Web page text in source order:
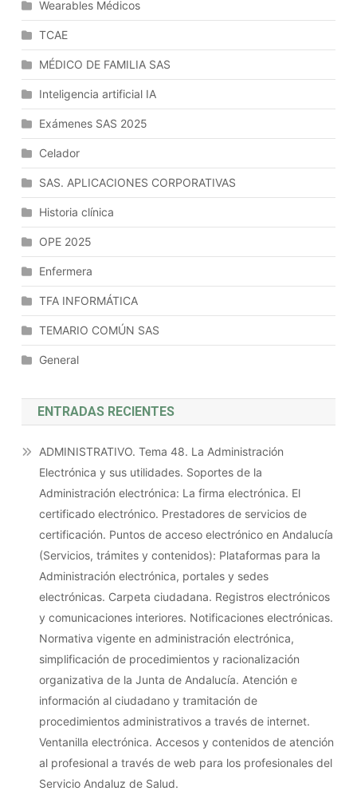
Wearables Médicos
TCAE
MÉDICO DE FAMILIA SAS
Inteligencia artificial IA
Exámenes SAS 2025
Celador
SAS. APLICACIONES CORPORATIVAS
Historia clínica
OPE 2025
Enfermera
TFA INFORMÁTICA
TEMARIO COMÚN SAS
General
ENTRADAS RECIENTES
ADMINISTRATIVO. Tema 48. La Administración
Electrónica y sus utilidades. Soportes de la
Administración electrónica: La firma electrónica. El
certificado electrónico. Prestadores de servicios de
certificación. Puntos de acceso electrónico en Andalucía
(Servicios, trámites y contenidos): Plataformas para la
Administración electrónica, portales y sedes
electrónicas. Carpeta ciudadana. Registros electrónicos
y comunicaciones interiores. Notificaciones electrónicas.
Normativa vigente en administración electrónica,
simplificación de procedimientos y racionalización
organizativa de la Junta de Andalucía. Atención e
información al ciudadano y tramitación de
procedimientos administrativos a través de internet.
Ventanilla electrónica. Accesos y contenidos de atención
al profesional a través de web para los profesionales del
Servicio Andaluz de Salud.